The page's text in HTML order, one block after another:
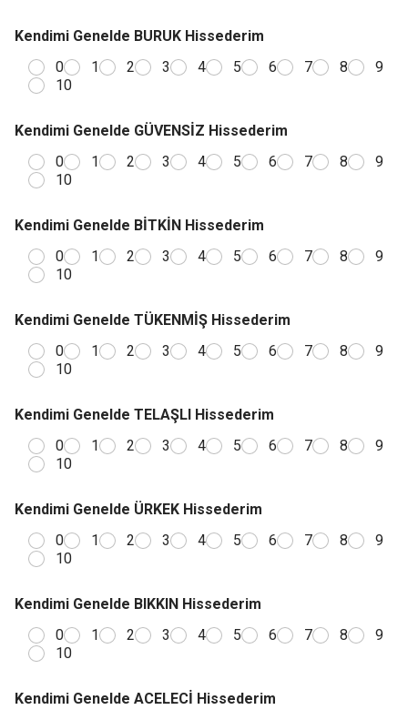
Kendimi Genelde BURUK Hissederim
0
1 2 3 4 5 6 7 8
9
10
Kendimi Genelde GÜVENSİZ Hissederim
0
1 2 3 4 5 6 7 8
9
10
Kendimi Genelde BİTKİN Hissederim
0
1 2 3 4 5 6 7 8
9
10
Kendimi Genelde TÜKENMİŞ Hissederim
0
1 2 3 4 5 6 7 8
9
10
Kendimi Genelde TELAŞLI Hissederim
0
1 2 3 4 5 6 7 8
9
10
Kendimi Genelde ÜRKEK Hissederim
0
1 2 3 4 5 6 7 8
9
10
Kendimi Genelde BIKKIN Hissederim
0
1 2 3 4 5 6 7 8
9
10
Kendimi Genelde ACELECİ Hissederim